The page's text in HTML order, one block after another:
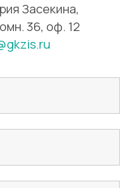
Засекина,
36, оф. 12